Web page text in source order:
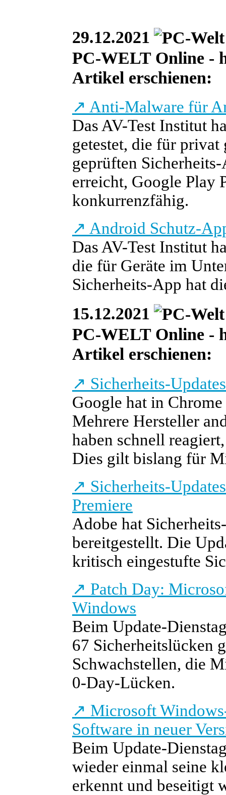
29.12.2021
PC-WELT Online -
Artikel erschienen:
↗ Anti-Malware für
Das AV-Test Institut
getestet, die für privat
geprüften
erreicht, Google Play
konkurrenzfähig.
↗ Android Schutz-
Das AV-Test Institut
die für Geräte im
Sicherheits-App hat
15.12.2021
PC-WELT Online -
Artikel erschienen:
↗ Sicherheits-
Google hat in
Mehrere Hersteller
haben schnell
Dies gilt bislang für
↗ Sicherheits-
Premiere
Adobe hat
bereitgestellt. Die
kritisch eingestufte
↗ Patch Day:
Windows
Beim Update-
67 Sicherheitslücken
Schwachstellen, die
0-Day-Lücken.
↗ Microsoft
Software in neuer
Beim Update-
wieder einmal seine
erkennt und beseitigt